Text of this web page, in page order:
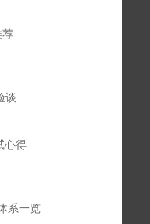
荐
谈
心得
系一览